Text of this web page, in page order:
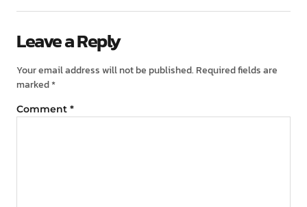
Leave a Reply
Your email address will not be published. Required fields are
marked*
Comment *